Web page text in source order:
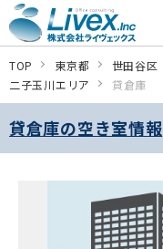
TOP 東京都 世田谷区
二子玉川エリア
貸倉庫
貸倉庫の空き室情報